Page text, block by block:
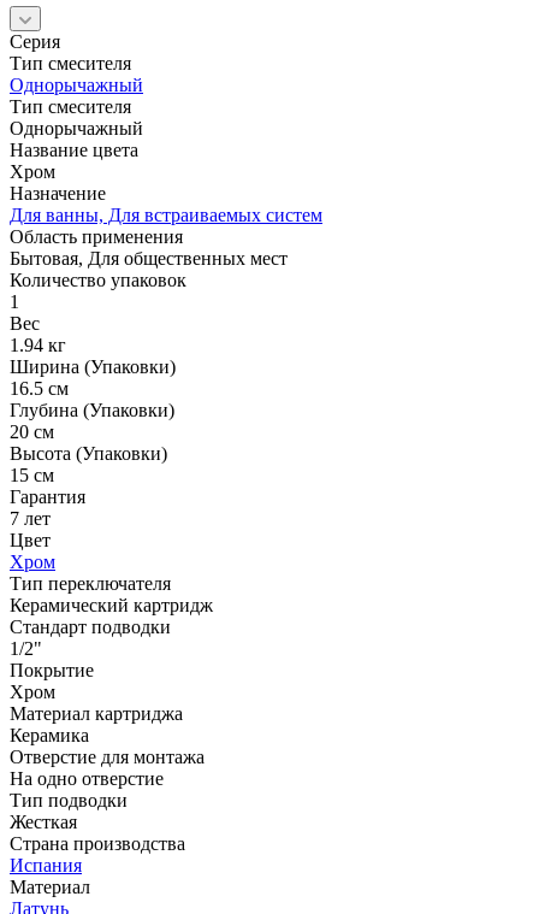
Серия
Тип смесителя
Однорычажный
Тип смесителя
Однорычажный
Название цвета
Хром
Назначение
Для ванны, Для встраиваемых систем
Область применения
Бытовая, Для общественных мест
Количество упаковок
1
Вес
1.94 кг
Ширина (Упаковки)
16.5 см
Глубина (Упаковки)
20 см
Высота (Упаковки)
15 см
Гарантия
7 лет
Цвет
Хром
Тип переключателя
Керамический картридж
Стандарт подводки
1/2"
Покрытие
Хром
Материал картриджа
Керамика
Отверстие для монтажа
На одно отверстие
Тип подводки
Жесткая
Страна производства
Испания
Материал
Латунь